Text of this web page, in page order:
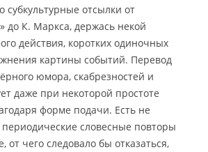
субкультурные отсылки от
до К. Маркса, держась некой
действия, коротких одиночных
картины событий. Перевод
юмора, скабрезностей и
даже при некоторой простоте
форме подачи. Есть не
словесные повторы
от чего следовало бы отказаться,